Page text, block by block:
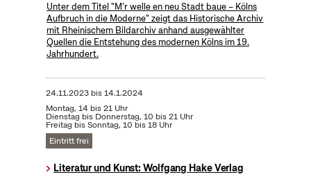
Unter dem Titel "M’r welle en neu Stadt baue – Kölns
Aufbruch in die Moderne" zeigt das Historische Archiv
mit Rheinischem Bildarchiv anhand ausgewählter
Quellen die Entstehung des modernen Kölns im 19.
Jahrhundert.
24.11.2023bis14.1.2024
Montag, 14 bis 21 Uhr
Dienstag bis Donnerstag, 10 bis 21 Uhr
Freitag bis Sonntag, 10 bis 18 Uhr
Eintritt frei
Literatur und Kunst: Wolfgang Hake Verlag